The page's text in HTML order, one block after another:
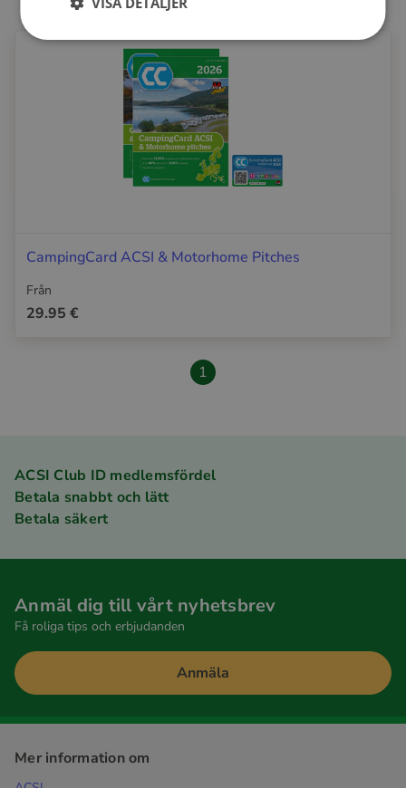
CampingCard ACSI & Motorhome Pitches
Från
29.95 €
1
ACSI Club ID medlemsfördel
Betala snabbt och lätt
Betala säkert
Anmäl dig till vårt nyhetsbrev
Få roliga tips och erbjudanden
Anmäla
Mer information om